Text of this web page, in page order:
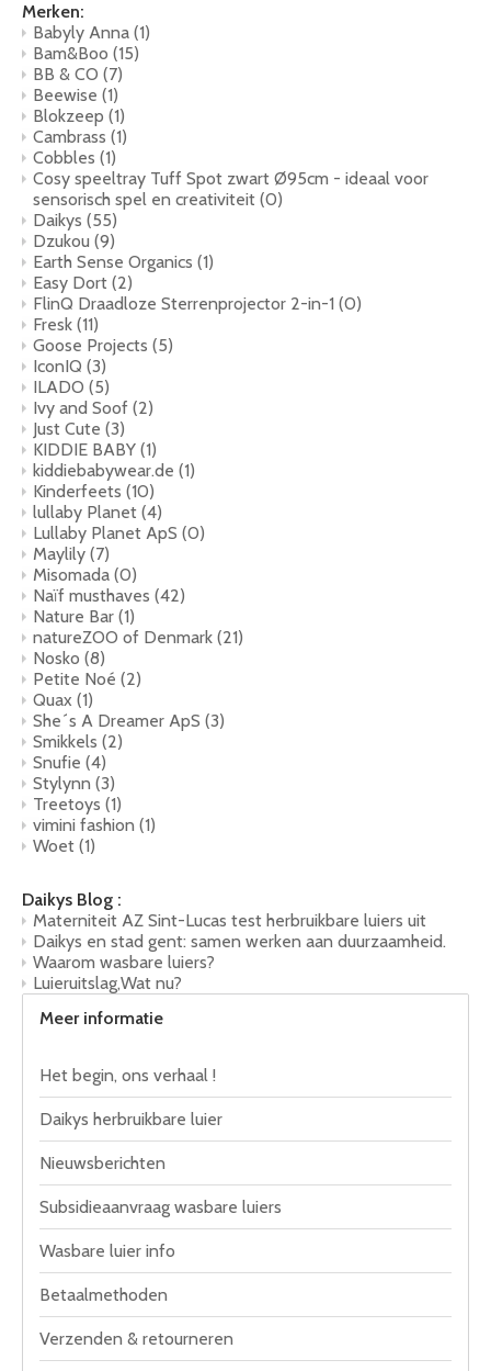
Merken:
Babyly Anna (1)
Bam&Boo (15)
BB & CO (7)
Beewise (1)
Blokzeep (1)
Cambrass (1)
Cobbles (1)
Cosy speeltray Tuff Spot zwart Ø95cm - ideaal voor
sensorisch spel en creativiteit (0)
Daikys (55)
Dzukou (9)
Earth Sense Organics (1)
Easy Dort (2)
FlinQ Draadloze Sterrenprojector 2-in-1 (0)
Fresk (11)
Goose Projects (5)
IconIQ (3)
ILADO (5)
Ivy and Soof (2)
Just Cute (3)
KIDDIE BABY (1)
kiddiebabywear.de (1)
Kinderfeets (10)
lullaby Planet (4)
Lullaby Planet ApS (0)
Maylily (7)
Misomada (0)
Naïf musthaves (42)
Nature Bar (1)
natureZOO of Denmark (21)
Nosko (8)
Petite Noé (2)
Quax (1)
She´s A Dreamer ApS (3)
Smikkels (2)
Snufie (4)
Stylynn (3)
Treetoys (1)
vimini fashion (1)
Woet (1)
Daikys Blog :
Materniteit AZ Sint-Lucas test herbruikbare luiers uit
Daikys en stad gent: samen werken aan duurzaamheid.
Waarom wasbare luiers?
Luieruitslag,Wat nu?
Meer informatie
Het begin, ons verhaal !
Daikys herbruikbare luier
Nieuwsberichten
Subsidieaanvraag wasbare luiers
Wasbare luier info
Betaalmethoden
Verzenden & retourneren